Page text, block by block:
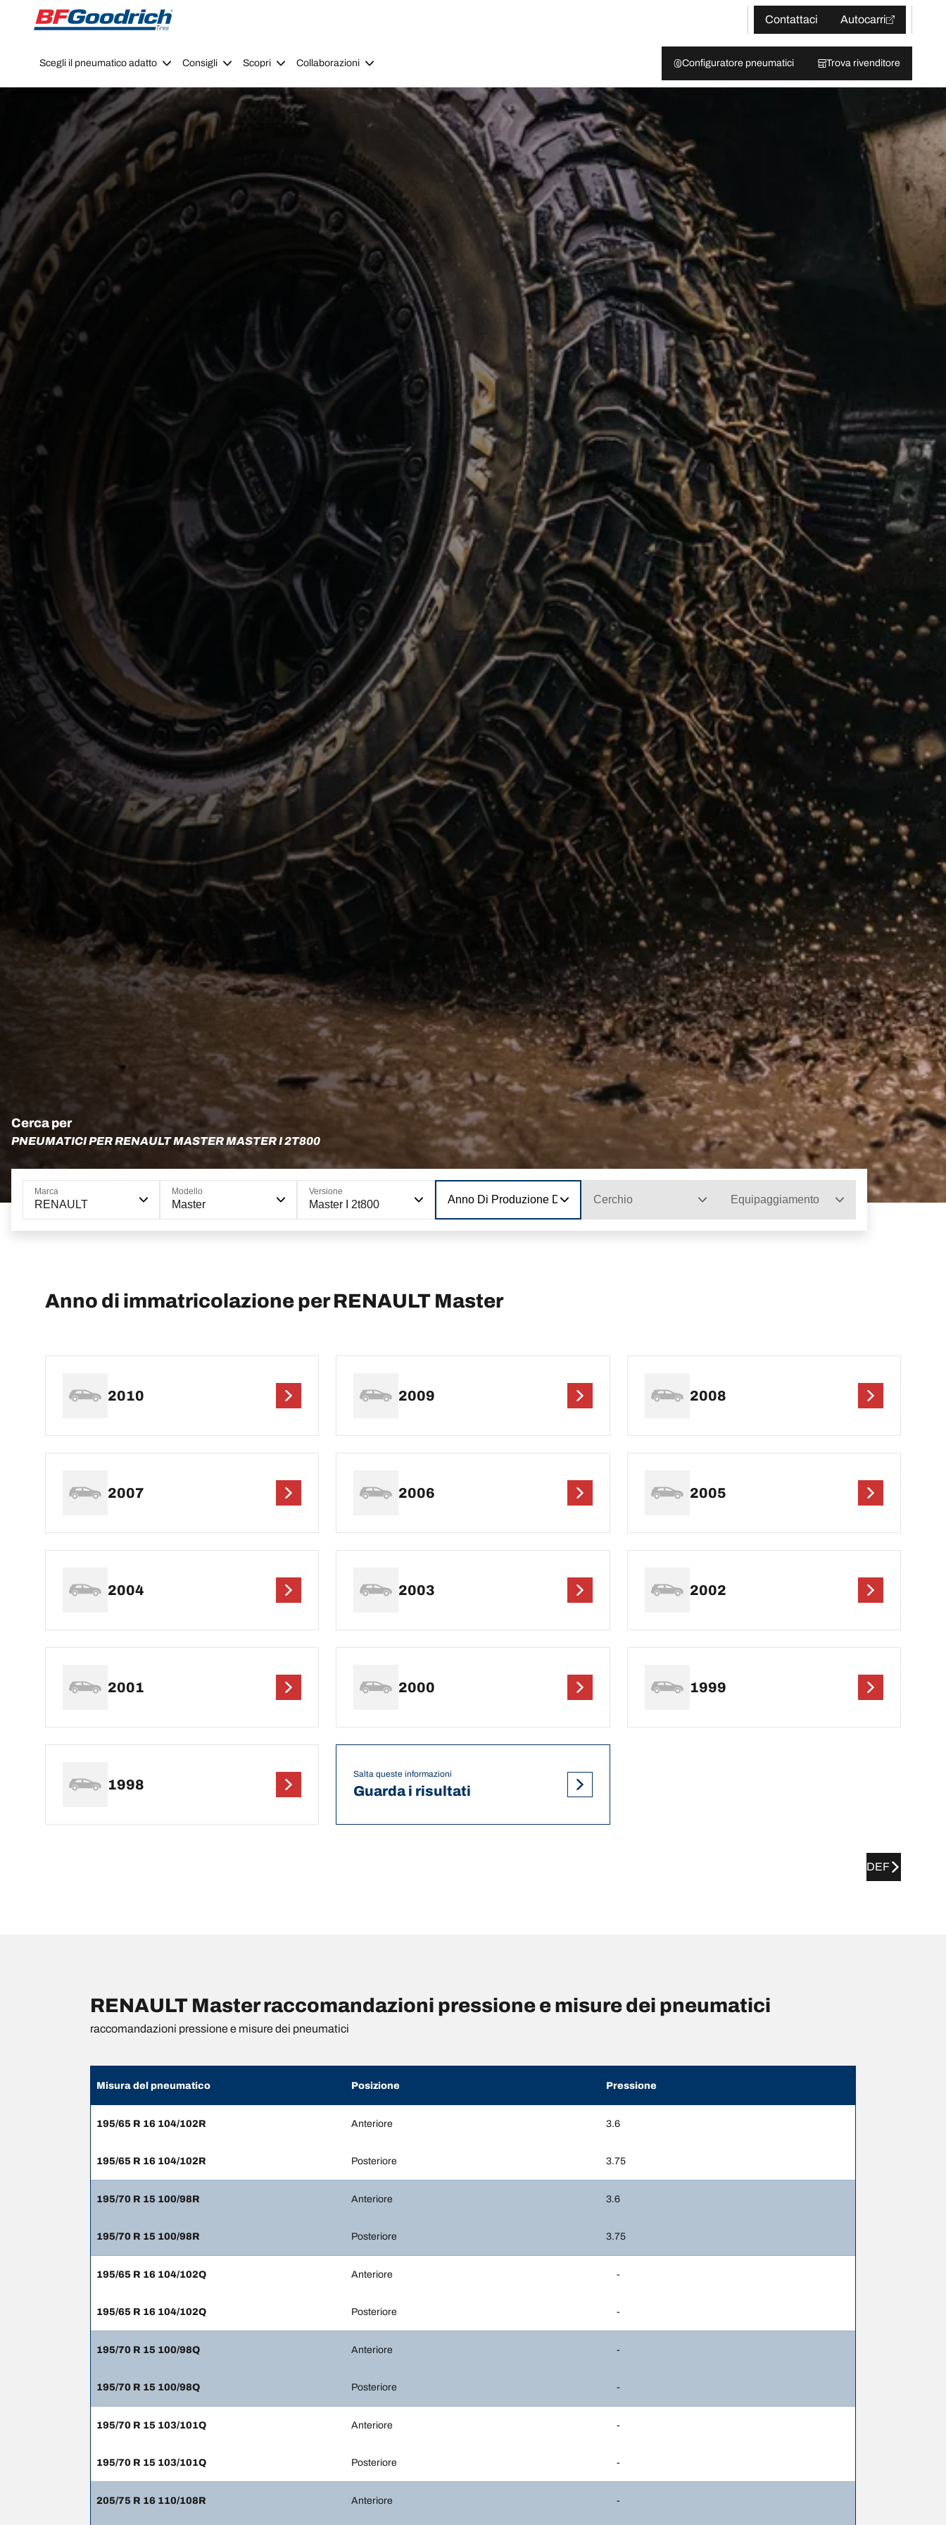
Go to page content
Go to page navigation
Contattaci
Autocarri
Scegli il pneumatico adatto Consigli Scopri Collaborazioni Configuratore pneumatici Trova rivenditore
Cerca per
PNEUMATICI PER RENAULT MASTER MASTER I 2T800
Marca
RENAULT
Modello
Master
Versione
Master I 2t800 Anno Di Produzione Del ModelloCerchio Equipaggiamento
Anno di immatricolazione per RENAULT Master
2010 2009 2008
2007 2006 2005
2004 2003 2002
2001 2000 1999
1998
Salta queste informazioni
Guarda i risultati
DEF
RENAULT Master raccomandazioni pressione e misure dei pneumatici
raccomandazioni pressione e misure dei pneumatici
Misura del pneumatico Posizione Pressione
195/65 R 16 104/102R Anteriore 3.6
195/65 R 16 104/102R Posteriore 3.75
195/70 R 15 100/98R Anteriore 3.6
195/70 R 15 100/98R Posteriore 3.75
195/65 R 16 104/102Q Anteriore -
195/65 R 16 104/102Q Posteriore -
195/70 R 15 100/98Q Anteriore -
195/70 R 15 100/98Q Posteriore -
195/70 R 15 103/101Q Anteriore -
195/70 R 15 103/101Q Posteriore -
205/75 R 16 110/108R Anteriore -